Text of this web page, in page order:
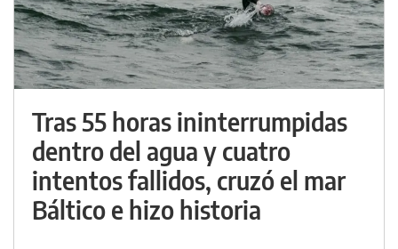
Tras 55 horas ininterrumpidas
dentro del agua y cuatro
intentos fallidos, cruzó el mar
Báltico e hizo historia